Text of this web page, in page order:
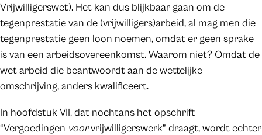
Vrijwilligerswet). Het kan dus blijkbaar gaan om de
tegenprestatie van de (vrijwilligers)arbeid, al mag men die
tegenprestatie geen loon noemen, omdat er geen sprake
is van een arbeidsovereenkomst. Waarom niet? Omdat de
wet arbeid die beantwoordt aan de wettelijke
omschrijving, anders kwalificeert.
In hoofdstuk VII, dat nochtans het opschrift
“Vergoedingen voorvrijwilligerswerk” draagt, wordt echter